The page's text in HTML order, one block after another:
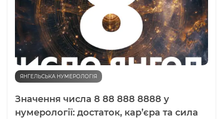
ЯНГЕЛЬСЬКА НУМЕРОЛОГІЯ
Значення числа 8 88 888 8888 у
нумерології: достаток, кар’єра та сила